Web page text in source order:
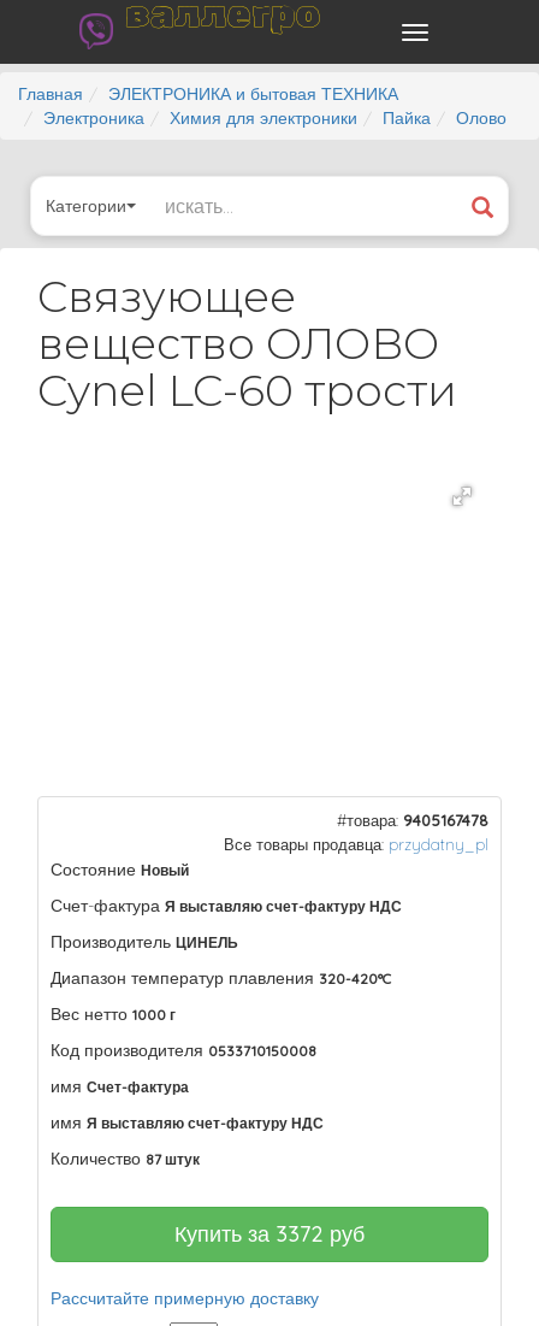
валлегро
Главная
ЭЛЕКТРОНИКА и бытовая ТЕХНИКА
Электроника
Химия для электроники Пайка Олово
Категории
Связующее
вещество ОЛОВО
Cynel LC-60 трости
#товара: 9405167478
Все товары продавца: przydatny_pl
Состояние Новый
Счет-фактура Я выставляю счет-фактуру НДС
Производитель ЦИНЕЛЬ
Диапазон температур плавления 320-420°C
Вес нетто 1000 г
Код производителя 0533710150008
имя Счет-фактура
имя Я выставляю счет-фактуру НДС
Количество 87 штук
Купить за 3372 руб
Рассчитайте примерную доставку